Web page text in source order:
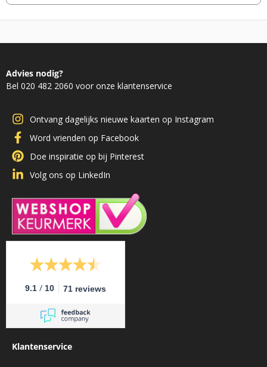
Advies nodig?
Bel 020 482 2060 voor onze klantenservice
Ontvang dagelijks nieuwe kaarten op Instagram
Word vrienden op Facebook
Doe inspiratie op bij Pinterest
Volg ons op LinkedIn
9.1 / 10 71 reviews
Klantenservice